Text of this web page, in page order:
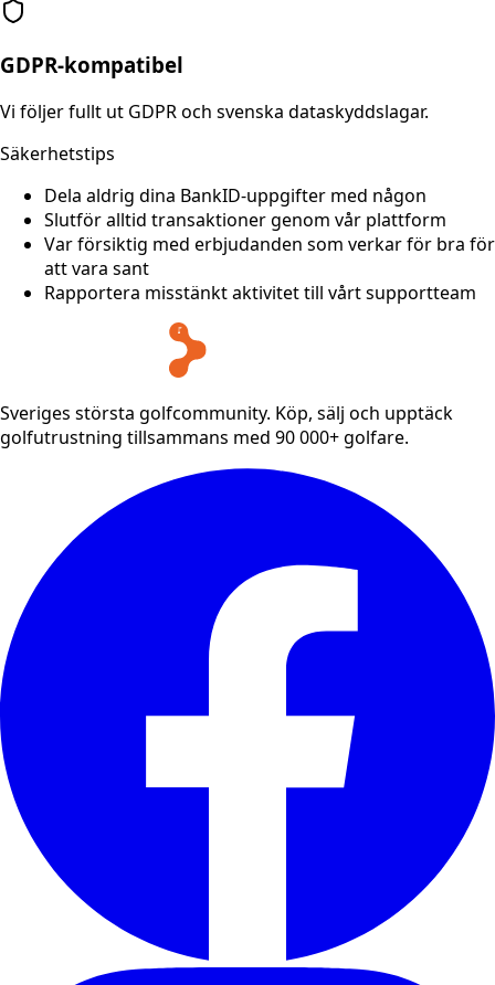
GDPR-kompatibel
Vi följer fullt ut GDPR och svenska dataskyddslagar.
Säkerhetstips
Dela aldrig dina BankID-uppgifter med någon
Slutför alltid transaktioner genom vår plattform
Var försiktig med erbjudanden som verkar för bra för
att vara sant
Rapportera misstänkt aktivitet till vårt supportteam
Sveriges största golfcommunity. Köp, sälj och upptäck
golfutrustning tillsammans med 90 000+ golfare.